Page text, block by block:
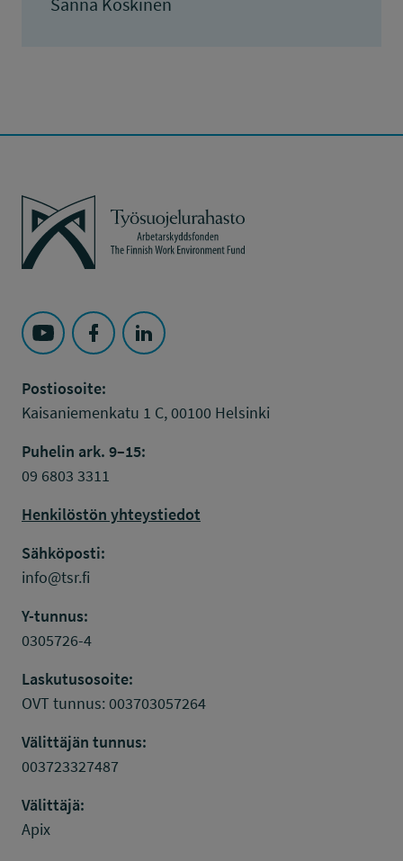
Työsuojelurahasto
Seuraa Työsuojelurahasto kohteessa: YouTube
Seuraa Työsuojelurahasto kohteessa:
Seuraa Työsuojelurahasto kohteessa:
Postiosoite:
Kaisaniemenkatu 1 C, 00100 Helsinki
Puhelin ark. 9–15:
09 6803 3311
Henkilöstön yhteystiedot
Sähköposti:
info@tsr.fi
Y-tunnus:
0305726-4
Laskutusosoite:
OVT tunnus: 003703057264
Välittäjän tunnus:
003723327487
Välittäjä:
Apix